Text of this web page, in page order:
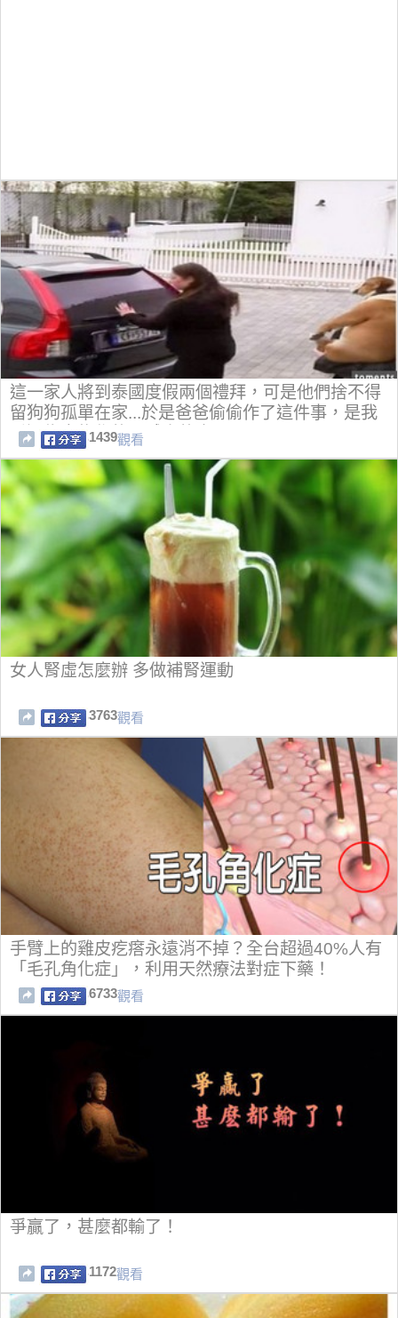
這一家人將到泰國度假兩個禮拜，可是他們捨不得
留狗狗孤單在家...於是爸爸偷偷作了這件事，是我
看過為寵物作的最感人的事。
1439觀看
女人腎虛怎麼辦 多做補腎運動
3763觀看
手臂上的雞皮疙瘩永遠消不掉？全台超過40%人有
「毛孔角化症」，利用天然療法對症下藥！
6733觀看
爭贏了，甚麼都輸了！
1172觀看